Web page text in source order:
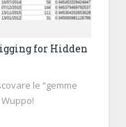
for Hidden
le “gemme